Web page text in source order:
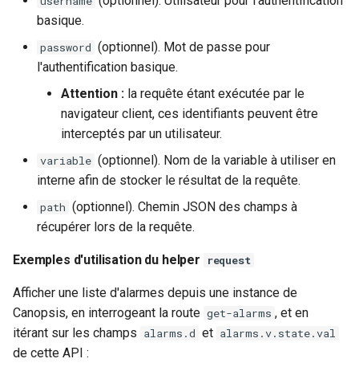
basique.
password (optionnel). Mot de passe pour
l'authentification basique.
Attention : la requête étant exécutée par le
navigateur client, ces identifiants peuvent être
interceptés par un utilisateur.
variable (optionnel). Nom de la variable à utiliser en
interne afin de stocker le résultat de la requête.
path (optionnel). Chemin JSON des champs à
récupérer lors de la requête.
Exemples d'utilisation du helper request
Afficher une liste d'alarmes depuis une instance de
Canopsis, en interrogeant la route get-alarms , et en
itérant sur les champs alarms.d et alarms.v.state.val
de cette API :